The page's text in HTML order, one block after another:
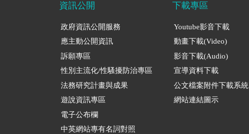
資訊公開
政府資訊公開服務
應主動公開資訊
訴願專區
性別主流化/性騷擾防治專區
法務研究計畫與成果
遊說資訊專區
電子公布欄
中英網站專有名詞對照
下載專區
Youtube影音下載
動畫下載(Video)
影音下載(Audio)
宣導資料下載
公文檔案附件下載系統
網站連結圖示